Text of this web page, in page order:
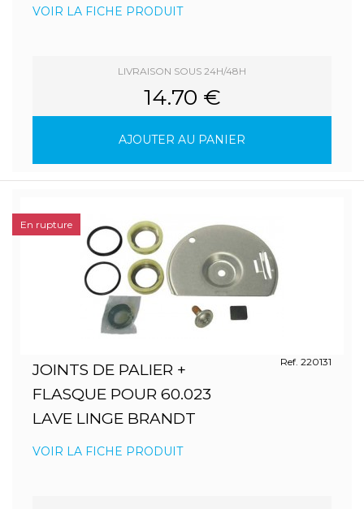
VOIR LA FICHE PRODUIT
LIVRAISON SOUS 24H/48H
14.70 €
AJOUTER AU PANIER
JOINTS DE PALIER +
FLASQUE POUR 60.023
LAVE LINGE BRANDT
Ref. 220131
VOIR LA FICHE PRODUIT
En rupture